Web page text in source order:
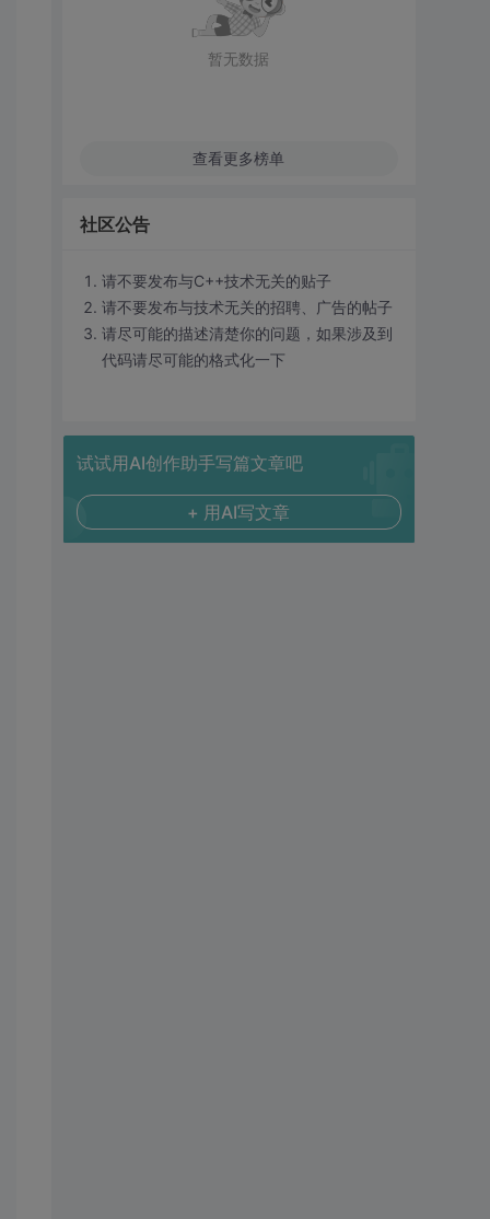
暂无数据
查看更多榜单
社区公告
请不要发布与C++技术无关的贴子
请不要发布与技术无关的招聘、广告的帖子
请尽可能的描述清楚你的问题，如果涉及到
代码请尽可能的格式化一下
试试用AI创作助手写篇文章吧
+ 用AI写文章